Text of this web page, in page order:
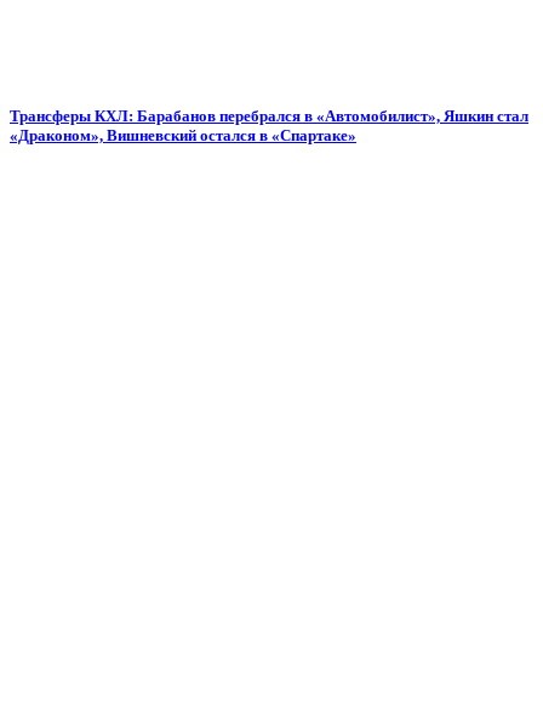
Трансферы КХЛ: Барабанов перебрался в «Автомобилист», Яшкин стал
«Драконом», Вишневский остался в «Спартаке»